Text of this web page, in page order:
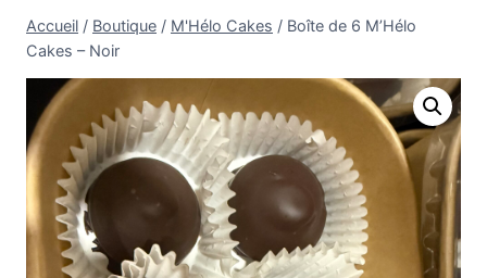
Accueil / Boutique / M'Hélo Cakes / Boîte de 6 M’Hélo
Cakes – Noir